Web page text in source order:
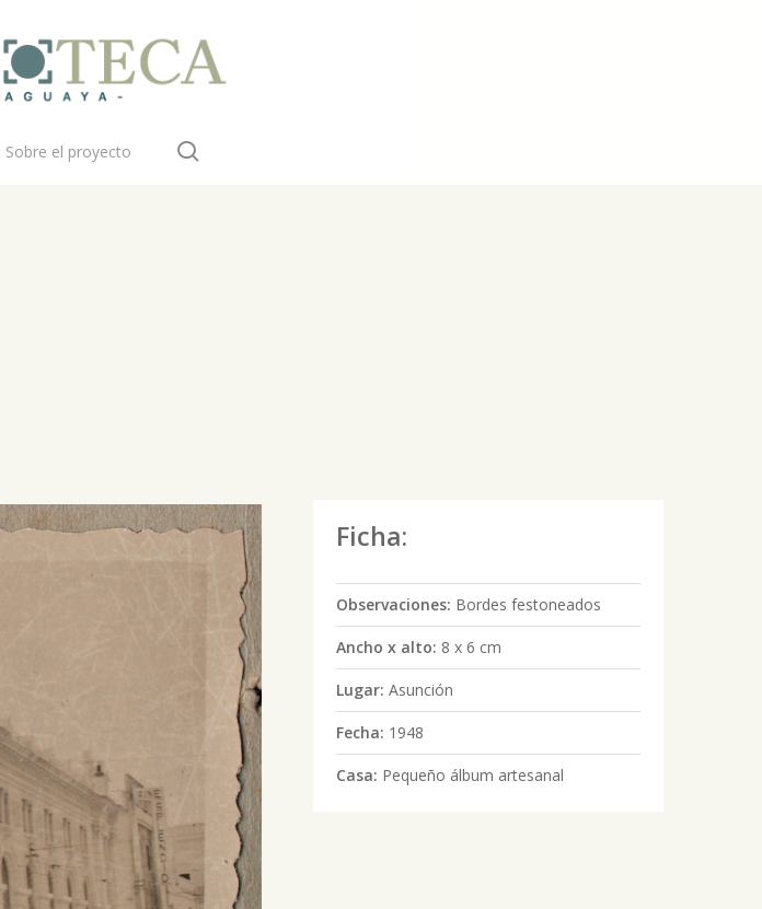
Sobre el proyecto
Ficha:
Observaciones: Bordes festoneados
Ancho x alto: 8 x 6 cm
Lugar: Asunción
Fecha: 1948
Casa: Pequeño álbum artesanal